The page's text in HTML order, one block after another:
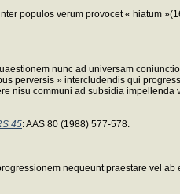
populos verum provocet « hiatum
nunc ad universam
perversis » intercludendis qui
nisu communi ad subsidia
45: AAS 80 (1988) 577-578.
nequeunt praestare vel